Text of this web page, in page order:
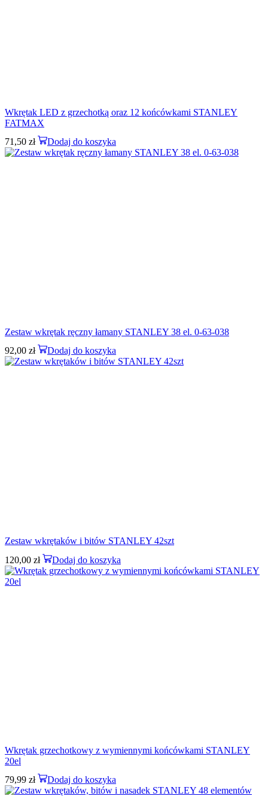
Wkrętak LED z grzechotką oraz 12 końcówkami STANLEY
FATMAX
71,50 zł Dodaj do koszyka
Zestaw wkrętak ręczny łamany STANLEY 38 el. 0-63-038
92,00 zł Dodaj do koszyka
Zestaw wkrętaków i bitów STANLEY 42szt
120,00 zł Dodaj do koszyka
Wkrętak grzechotkowy z wymiennymi końcówkami STANLEY
20el
79,99 zł Dodaj do koszyka